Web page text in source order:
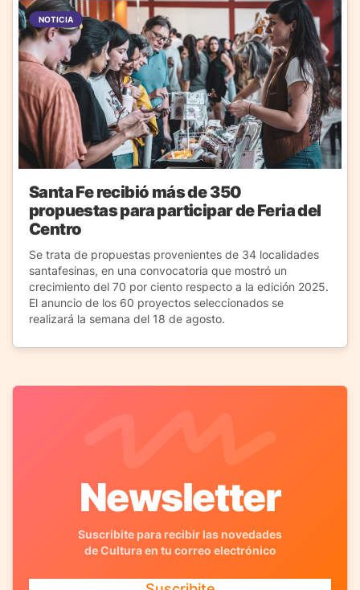
NOTICIA
Santa Fe recibió más de 350
propuestas para participar de Feria del
Centro
Se trata de propuestas provenientes de 34 localidades
santafesinas, en una convocatoria que mostró un
crecimiento del 70 por ciento respecto a la edición 2025.
El anuncio de los 60 proyectos seleccionados se
realizará la semana del 18 de agosto.
Newsletter
Suscribite para recibir las novedades
de Cultura en tu correo electrónico